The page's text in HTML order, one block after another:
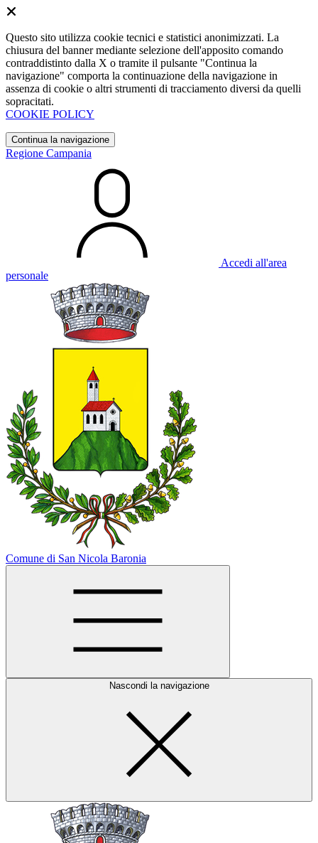
Questo sito utilizza cookie tecnici e statistici anonimizzati. La
chiusura del banner mediante selezione dell'apposito comando
contraddistinto dalla X o tramite il pulsante "Continua la
navigazione" comporta la continuazione della navigazione in
assenza di cookie o altri strumenti di tracciamento diversi da quelli
sopracitati.
COOKIE POLICY
Continua la navigazione
Regione Campania
Accedi all'area
personale
Comune di San Nicola Baronia
Nascondi la navigazione